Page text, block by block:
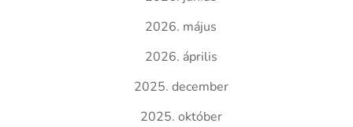
2026. május
2026. április
2025. december
2025. október